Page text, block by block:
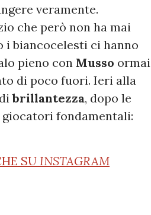
veramente.
che però non ha mai
i biancocelesti ci hanno
pieno con Musso ormai
di poco fuori. Ieri alla
brillantezza, dopo le
giocatori fondamentali:
SU INSTAGRAM